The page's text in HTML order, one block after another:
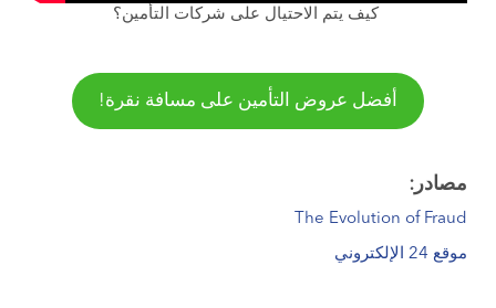
كيف يتم الاحتيال على شركات التأمين؟
أفضل عروض التأمين على مسافة نقرة!
مصادر:
The Evolution of Fraud
موقع 24 الإلكتروني